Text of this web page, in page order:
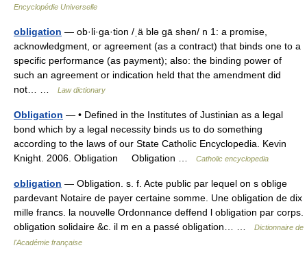
Encyclopédie Universelle
obligation — ob·li·ga·tion /ˌä blə gā shən/ n 1: a promise,
acknowledgment, or agreement (as a contract) that binds one to a
specific performance (as payment); also: the binding power of
such an agreement or indication held that the amendment did
not… …
Law dictionary
Obligation — • Defined in the Institutes of Justinian as a legal
bond which by a legal necessity binds us to do something
according to the laws of our State Catholic Encyclopedia. Kevin
Knight. 2006. Obligation Obligation …
Catholic encyclopedia
obligation — Obligation. s. f. Acte public par lequel on s oblige
pardevant Notaire de payer certaine somme. Une obligation de dix
mille francs. la nouvelle Ordonnance deffend l obligation par corps.
obligation solidaire &c. il m en a passé obligation… …
Dictionnaire de
l'Académie française